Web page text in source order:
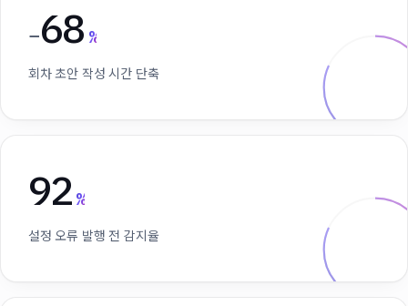
−68 %
회차 초안 작성 시간 단축
92 %
설정 오류 발행 전 감지율